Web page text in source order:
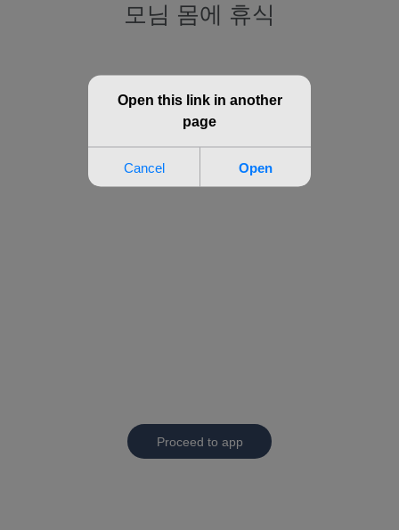
모님 몸에 휴식
Proceed to app